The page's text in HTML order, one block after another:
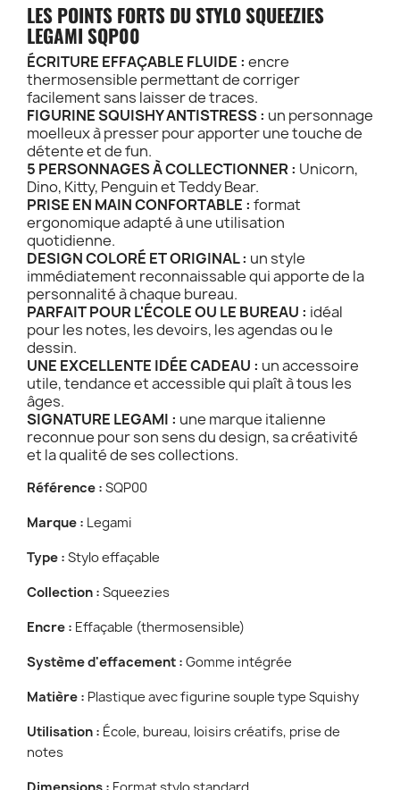
LES POINTS FORTS DU STYLO SQUEEZIES
LEGAMI SQP00
ÉCRITURE EFFAÇABLE FLUIDE : encre
thermosensible permettant de corriger
facilement sans laisser de traces.
FIGURINE SQUISHY ANTISTRESS : un personnage
moelleux à presser pour apporter une touche de
détente et de fun.
5 PERSONNAGES À COLLECTIONNER : Unicorn,
Dino, Kitty, Penguin et Teddy Bear.
PRISE EN MAIN CONFORTABLE : format
ergonomique adapté à une utilisation
quotidienne.
DESIGN COLORÉ ET ORIGINAL : un style
immédiatement reconnaissable qui apporte de la
personnalité à chaque bureau.
PARFAIT POUR L'ÉCOLE OU LE BUREAU : idéal
pour les notes, les devoirs, les agendas ou le
dessin.
UNE EXCELLENTE IDÉE CADEAU : un accessoire
utile, tendance et accessible qui plaît à tous les
âges.
SIGNATURE LEGAMI : une marque italienne
reconnue pour son sens du design, sa créativité
et la qualité de ses collections.
Référence : SQP00
Marque : Legami
Type : Stylo effaçable
Collection : Squeezies
Encre : Effaçable (thermosensible)
Système d'effacement : Gomme intégrée
Matière : Plastique avec figurine souple type Squishy
Utilisation : École, bureau, loisirs créatifs, prise de
notes